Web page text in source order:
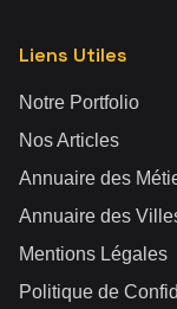
Liens Utiles
Notre Portfolio
Nos Articles
Annuaire des
Annuaire des
Mentions Légales
Politique de